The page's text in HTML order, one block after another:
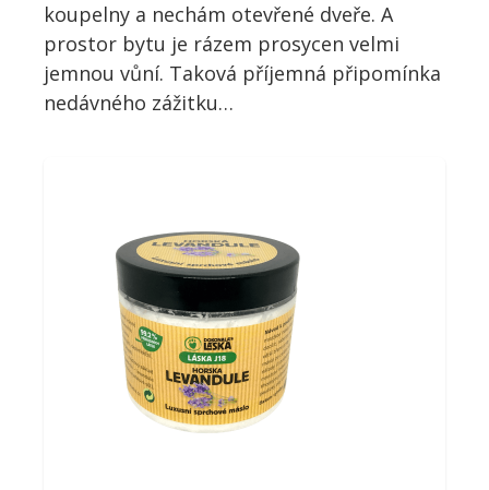
koupelny a nechám otevřené dveře. A
prostor bytu je rázem prosycen velmi
jemnou vůní. Taková příjemná připomínka
nedávného zážitku…